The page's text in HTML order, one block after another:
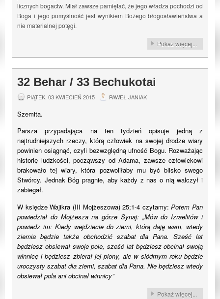
licznych bogactw. Miał zawsze pamiętać, że jego władza pochodzi od
Boga i jego pomyślność jest wynikiem Bożego błogosławieństwa a
nie materialnej potęgi.
Pokaż więcej...
32 Behar / 33 Bechukotai
PIĄTEK, 03 KWIECIEŃ 2015 PAWEŁ JANIAK
Szemita.
Parsza przypadająca na ten tydzień opisuje jedną z
najtrudniejszych rzeczy, którą człowiek na swojej drodze wiary
powinien osiągnąć, czyli bezwzględną ufność Bogu. Rozważając
historię ludzkości, począwszy od Adama, zawsze człowiekowi
brakowało tej wiary, która pozwoliłaby mu być blisko swego
Stwórcy. Jednak Bóg pragnie, aby każdy z nas o nią walczył i
zabiegał.
W księdze Wajikra (III Mojżeszowa) 25;1-4 czytamy:Potem Pan
powiedział do Mojżesza na górze Synaj: „Mów do Izraelitów i
powiedz im: Kiedy wejdziecie do ziemi, którą daję wam, wtedy
ziemia będzie także obchodzić szabat dla Pana. Sześć lat
będziesz obsiewał swoje pole, sześć lat będziesz obcinał swoją
winnicę i będziesz zbierał jej plony, ale w siódmym roku będzie
uroczysty szabat dla ziemi, szabat dla Pana. Nie będziesz wtedy
obsiewał pola ani obcinał winnicy”
Pokaż więcej...